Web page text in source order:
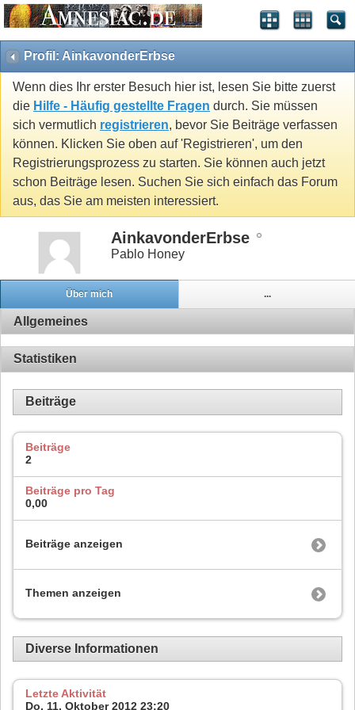
Profil: AinkavonderErbse
Wenn dies Ihr erster Besuch hier ist, lesen Sie bitte zuerst
die Hilfe - Häufig gestellte Fragen durch. Sie müssen
sich vermutlich registrieren, bevor Sie Beiträge verfassen
können. Klicken Sie oben auf 'Registrieren', um den
Registrierungsprozess zu starten. Sie können auch jetzt
schon Beiträge lesen. Suchen Sie sich einfach das Forum
aus, das Sie am meisten interessiert.
AinkavonderErbse
Pablo Honey
Über mich ...
Allgemeines
Statistiken
Beiträge
Beiträge
2
Beiträge pro Tag
0,00
Beiträge anzeigen
Themen anzeigen
Diverse Informationen
Letzte Aktivität
Do, 11. Oktober 2012 23:20